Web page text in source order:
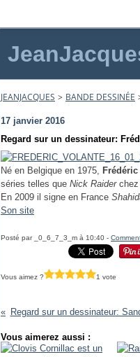
JEANJACQUES > BANDE DESSINÉE
17 janvier 2016
Regard sur un dessinateur:
Né en Belgique en 1975,
séries telles que Nick Raiderchez
En 2009 il signe en France
Son site
Posté par _0_6_7_3_m à 10:40 -
Vous aimez ? 1 vote
Regard sur un dessinateur:
Vous aimerez aussi :